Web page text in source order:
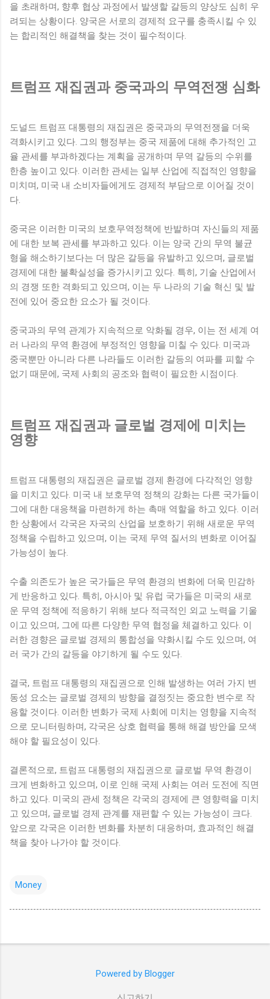
을 초래하며, 향후 협상 과정에서 발생할 갈등의 양상도 심히 우
려되는 상황이다. 양국은 서로의 경제적 요구를 충족시킬 수 있
는 합리적인 해결책을 찾는 것이 필수적이다.
트럼프 재집권과 중국과의 무역전쟁 심화
도널드 트럼프 대통령의 재집권은 중국과의 무역전쟁을 더욱
격화시키고 있다. 그의 행정부는 중국 제품에 대해 추가적인 고
율 관세를 부과하겠다는 계획을 공개하며 무역 갈등의 수위를
한층 높이고 있다. 이러한 관세는 일부 산업에 직접적인 영향을
미치며, 미국 내 소비자들에게도 경제적 부담으로 이어질 것이
다.
중국은 이러한 미국의 보호무역정책에 반발하며 자신들의 제품
에 대한 보복 관세를 부과하고 있다. 이는 양국 간의 무역 불균
형을 해소하기보다는 더 많은 갈등을 유발하고 있으며, 글로벌
경제에 대한 불확실성을 증가시키고 있다. 특히, 기술 산업에서
의 경쟁 또한 격화되고 있으며, 이는 두 나라의 기술 혁신 및 발
전에 있어 중요한 요소가 될 것이다.
중국과의 무역 관계가 지속적으로 악화될 경우, 이는 전 세계 여
러 나라의 무역 환경에 부정적인 영향을 미칠 수 있다. 미국과
중국뿐만 아니라 다른 나라들도 이러한 갈등의 여파를 피할 수
없기 때문에, 국제 사회의 공조와 협력이 필요한 시점이다.
트럼프 재집권과 글로벌 경제에 미치는
영향
트럼프 대통령의 재집권은 글로벌 경제 환경에 다각적인 영향
을 미치고 있다. 미국 내 보호무역 정책의 강화는 다른 국가들이
그에 대한 대응책을 마련하게 하는 촉매 역할을 하고 있다. 이러
한 상황에서 각국은 자국의 산업을 보호하기 위해 새로운 무역
정책을 수립하고 있으며, 이는 국제 무역 질서의 변화로 이어질
가능성이 높다.
수출 의존도가 높은 국가들은 무역 환경의 변화에 더욱 민감하
게 반응하고 있다. 특히, 아시아 및 유럽 국가들은 미국의 새로
운 무역 정책에 적응하기 위해 보다 적극적인 외교 노력을 기울
이고 있으며, 그에 따른 다양한 무역 협정을 체결하고 있다. 이
러한 경향은 글로벌 경제의 통합성을 약화시킬 수도 있으며, 여
러 국가 간의 갈등을 야기하게 될 수도 있다.
결국, 트럼프 대통령의 재집권으로 인해 발생하는 여러 가지 변
동성 요소는 글로벌 경제의 방향을 결정짓는 중요한 변수로 작
용할 것이다. 이러한 변화가 국제 사회에 미치는 영향을 지속적
으로 모니터링하며, 각국은 상호 협력을 통해 해결 방안을 모색
해야 할 필요성이 있다.
결론적으로, 트럼프 대통령의 재집권으로 글로벌 무역 환경이
크게 변화하고 있으며, 이로 인해 국제 사회는 여러 도전에 직면
하고 있다. 미국의 관세 정책은 각국의 경제에 큰 영향력을 미치
고 있으며, 글로벌 경제 관계를 재편할 수 있는 가능성이 크다.
앞으로 각국은 이러한 변화를 차분히 대응하며, 효과적인 해결
책을 찾아 나가야 할 것이다.
Money
Powered by Blogger